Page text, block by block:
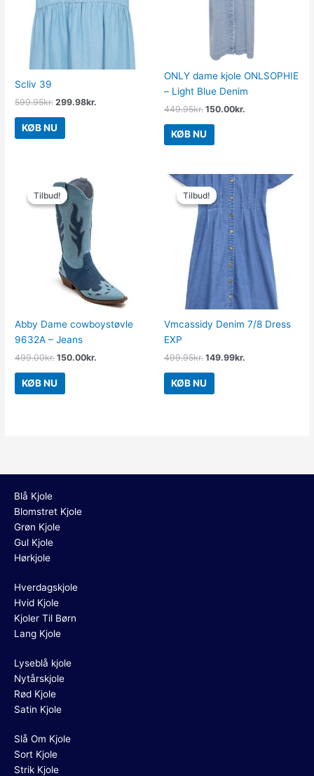
Scliv 39
599.95kr. 299.98kr.
KØB NU
ONLY dame kjole ONLSOPHIE
– Light Blue Denim
449.95kr. 150.00kr.
KØB NU
Tilbud!
Tilbud!
Abby Dame cowboystøvle
9632A – Jeans
499.00kr.
Den
oprindelige
pris
var:
499.00kr..
150.00kr.
KØB NU
Tilbud!
Tilbud!
Vmcassidy Denim 7/8 Dress
EXP
499.95kr.
Den
oprindelige
pris
var:
499.95kr..
149.99kr.
aktuelle
pris
er:
149.99kr..
KØB NU
Blå Kjole
Blomstret Kjole
Grøn Kjole
Gul Kjole
Hørkjole
Hverdagskjole
Hvid Kjole
Kjoler Til Børn
Lang Kjole
Lyseblå kjole
Nytårskjole
Rød Kjole
Satin Kjole
Slå Om Kjole
Sort Kjole
Strik Kjole